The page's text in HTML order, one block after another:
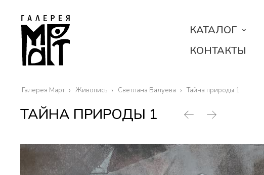
КАТАЛОГ
КОНТАКТЫ
Галерея Март Живопись Светлана Валуева Тайна природы 1
ТАЙНА ПРИРОДЫ 1